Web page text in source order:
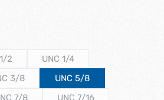
nicht verfügbar.)
2
(Diese Option ist zurzeit nicht verfügbar.)
UNC 1/4
(Diese Option ist zurzeit
zurzeit nicht verfügbar.)
3/8
(Diese Option ist zurzeit nicht verfügbar.)
UNC 5/8
7/8 UNC 7/16